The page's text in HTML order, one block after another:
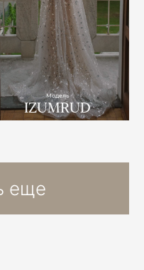
Модель
IZUMRUD
еще